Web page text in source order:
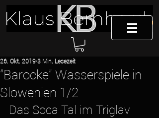
"Barocke" Wasserspiele in
Slowenien 1/2
26. Okt. 20193 Min. Lesezeit
Das Soca Tal im Triglav